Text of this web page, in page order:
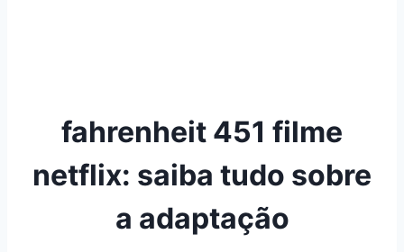
fahrenheit 451 filme
netflix: saiba tudo sobre
a adaptação